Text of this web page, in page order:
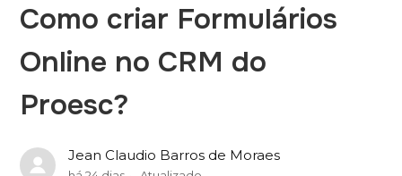
Como criar Formulários
Online no CRM do
Proesc?
Jean Claudio Barros de Moraes